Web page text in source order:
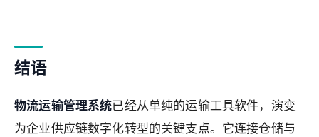
结语
物流运输管理系统已经从单纯的运输工具软件，演变
为企业供应链数字化转型的关键支点。它连接仓储与